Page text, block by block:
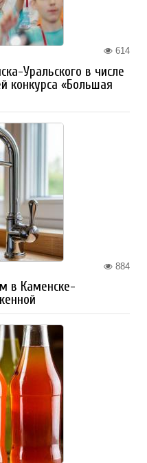
614
Уральского в числе
конкурса «Большая
884
в Каменске-